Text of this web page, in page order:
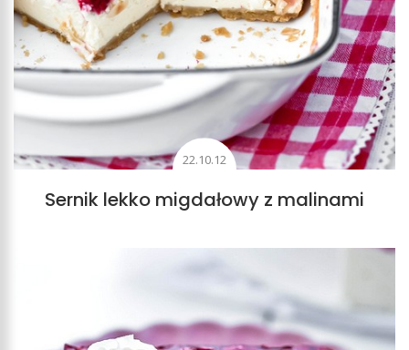
22.10.12
Sernik lekko migdałowy z malinami